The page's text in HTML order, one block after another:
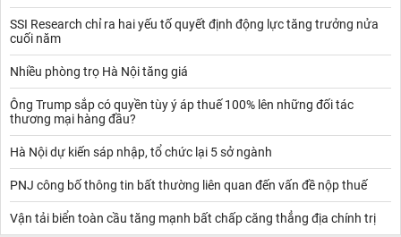
SSI Research chỉ ra hai yếu tố quyết định động lực tăng trưởng nửa
cuối năm
Nhiều phòng trọ Hà Nội tăng giá
Ông Trump sắp có quyền tùy ý áp thuế 100% lên những đối tác
thương mại hàng đầu?
Hà Nội dự kiến sáp nhập, tổ chức lại 5 sở ngành
PNJ công bố thông tin bất thường liên quan đến vấn đề nộp thuế
Vận tải biển toàn cầu tăng mạnh bất chấp căng thẳng địa chính trị